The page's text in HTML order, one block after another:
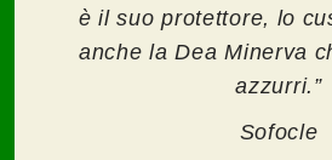
è il suo protettore, lo
anche la Dea Minerva
azzurri.”
Sofocle